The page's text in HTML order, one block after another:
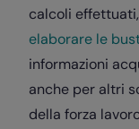
calcoli
elaborare le
informazioni
anche per altri
della forza